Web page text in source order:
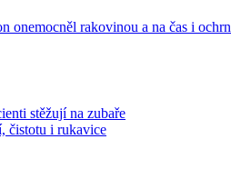
onemocněl rakovinou a na čas i
stěžují na zubaře
čistotu i rukavice